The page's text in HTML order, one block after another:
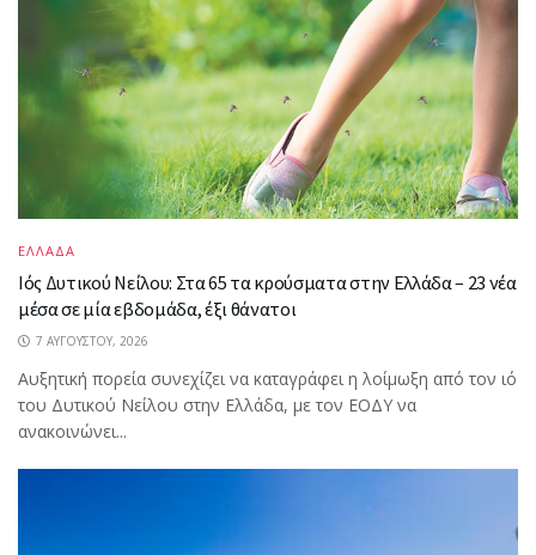
ΕΛΛΑΔΑ
Ιός Δυτικού Νείλου: Στα 65 τα κρούσματα στην Ελλάδα – 23 νέα
μέσα σε μία εβδομάδα, έξι θάνατοι
7 ΑΥΓΟΎΣΤΟΥ, 2026
Αυξητική πορεία συνεχίζει να καταγράφει η λοίμωξη από τον ιό
του Δυτικού Νείλου στην Ελλάδα, με τον ΕΟΔΥ να
ανακοινώνει...